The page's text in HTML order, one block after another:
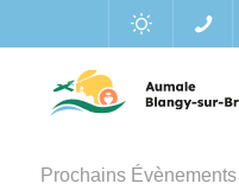
Prochains Évènements